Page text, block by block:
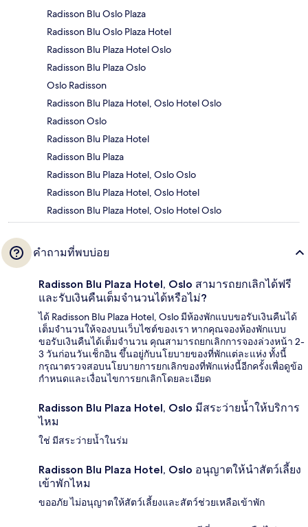
Radisson Blu Oslo Plaza
Radisson Blu Oslo Plaza Hotel
Radisson Blu Plaza Hotel Oslo
Radisson Blu Plaza Oslo
Oslo Radisson
Radisson Blu Plaza Hotel, Oslo Hotel Oslo
Radisson Oslo
Radisson Blu Plaza Hotel
Radisson Blu Plaza
Radisson Blu Plaza Hotel, Oslo Oslo
Radisson Blu Plaza Hotel, Oslo Hotel
Radisson Blu Plaza Hotel, Oslo Hotel Oslo
คำถามที่พบบ่อย
Radisson Blu Plaza Hotel, Oslo สามารถยกเลิกได้ฟรี
และรับเงินคืนเต็มจำนวนได้หรือไม่?
ได้ Radisson Blu Plaza Hotel, Oslo มีห้องพักแบบขอรับเงินคืนได้
เต็มจำนวนให้จองบนเว็บไซต์ของเรา หากคุณจองห้องพักแบบ
ขอรับเงินคืนได้เต็มจำนวน คุณสามารถยกเลิกการจองล่วงหน้า 2-
3 วันก่อนวันเช็กอิน ขึ้นอยู่กับนโยบายของที่พักแต่ละแห่ง ทั้งนี้
กรุณาตรวจสอบนโยบายการยกเลิกของที่พักแห่งนี้อีกครั้งเพื่อดูข้อ
กำหนดและเงื่อนไขการยกเลิกโดยละเอียด
Radisson Blu Plaza Hotel, Oslo มีสระว่ายน้ำให้บริการ
ไหม
ใช่ มีสระว่ายน้ำในร่ม
Radisson Blu Plaza Hotel, Oslo อนุญาตให้นำสัตว์เลี้ยง
เข้าพักไหม
ขออภัย ไม่อนุญาตให้สัตว์เลี้ยงและสัตว์ช่วยเหลือเข้าพัก